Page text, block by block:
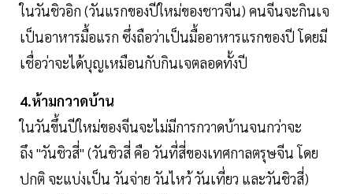
ในวันชิวอิก (วันแรกของปีใหม่ของชาวจีน) คนจีนจะกินเจ
เป็นอาหารมื้อแรก ซึ่งถือว่าเป็นมื้ออาหารแรกของปี โดยมี
เชื่อว่าจะได้บุญเหมือนกับกินเจตลอดทั้งปี
4.ห้ามกวาดบ้าน
ในวันขึ้นปีใหม่ของจีนจะไม่มีการกวาดบ้านจนกว่าจะ
ถึง "วันชิวสี่" (วันชิวสี่ คือ วันที่สี่ของเทศกาลตรุษจีน โดย
ปกติ จะแบ่งเป็น วันจ่าย วันไหว้ วันเที่ยว และวันชิวสี่)